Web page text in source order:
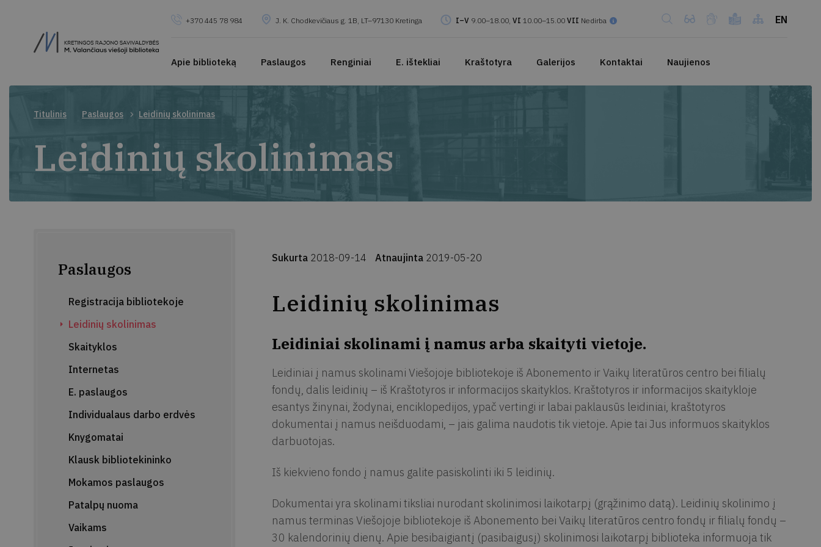
+370 445 78 984 J. K. Chodkevičiaus g. 1B, LT–97130 Kretinga I–V 9.00–18.00, VI 10.00–15.00 VII Nedirba EN
Apie biblioteką Paslaugos Renginiai E. ištekliai Kraštotyra Galerijos Kontaktai Naujienos
Titulinis Paslaugos Leidinių skolinimas
Leidinių skolinimas
Paslaugos
Registracija bibliotekoje
Leidinių skolinimas
Skaityklos
Internetas
E. paslaugos
Individualaus darbo erdvės
Knygomatai
Klausk bibliotekininko
Mokamos paslaugos
Patalpų nuoma
Vaikams
Sukurta 2018-09-14 Atnaujinta 2019-05-20
Leidinių skolinimas
Leidiniai skolinami į namus arba skaityti vietoje.
Leidiniai į namus skolinami Viešojoje bibliotekoje iš Abonemento ir Vaikų literatūros centro bei filialų
fondų, dalis leidinių – iš Kraštotyros ir informacijos skaityklos. Kraštotyros ir informacijos skaitykloje
esantys žinynai, žodynai, enciklopedijos, ypač vertingi ir labai paklausūs leidiniai, kraštotyros
dokumentai į namus neišduodami, – jais galima naudotis tik vietoje. Apie tai Jus informuos skaityklos
darbuotojas.
Iš kiekvieno fondo į namus galite pasiskolinti iki 5 leidinių.
Dokumentai yra skolinami tiksliai nurodant skolinimosi laikotarpį (grąžinimo datą). Leidinių skolinimo į
namus terminas Viešojoje bibliotekoje iš Abonemento bei Vaikų literatūros centro fondų ir filialų fondų –
30 kalendorinių dienų. Apie besibaigiantį (pasibaigusį) skolinimosi laikotarpį biblioteka informuoja tik